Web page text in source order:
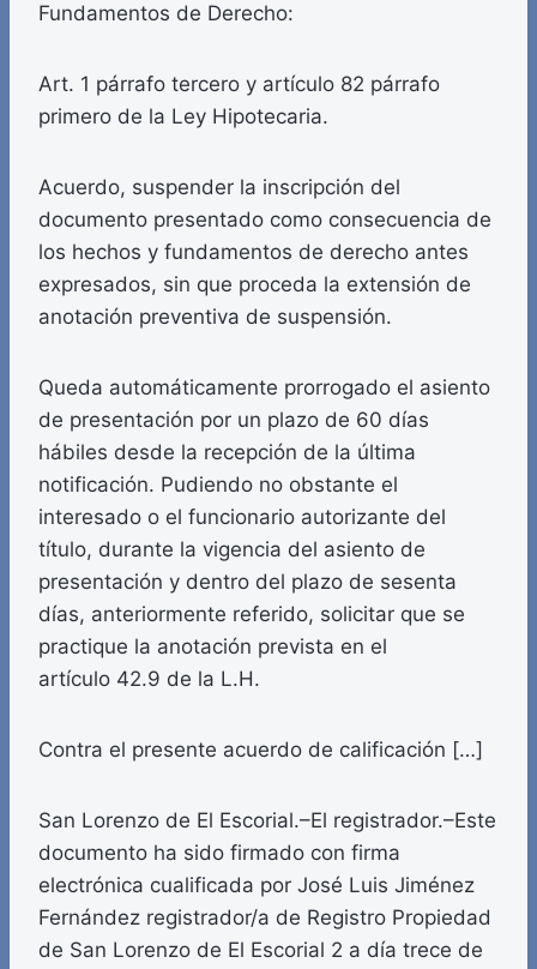
Fundamentos de Derecho:
Art. 1 párrafo tercero y artículo 82 párrafo
primero de la Ley Hipotecaria.
Acuerdo, suspender la inscripción del
documento presentado como consecuencia de
los hechos y fundamentos de derecho antes
expresados, sin que proceda la extensión de
anotación preventiva de suspensión.
Queda automáticamente prorrogado el asiento
de presentación por un plazo de 60 días
hábiles desde la recepción de la última
notificación. Pudiendo no obstante el
interesado o el funcionario autorizante del
título, durante la vigencia del asiento de
presentación y dentro del plazo de sesenta
días, anteriormente referido, solicitar que se
practique la anotación prevista en el
artículo 42.9 de la L.H.
Contra el presente acuerdo de calificación […]
San Lorenzo de El Escorial.–El registrador.–Este
documento ha sido firmado con firma
electrónica cualificada por José Luis Jiménez
Fernández registrador/a de Registro Propiedad
de San Lorenzo de El Escorial 2 a día trece de